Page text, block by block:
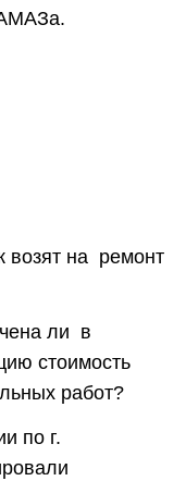
возят на ремонт
ли в
стоимость
работ?
по г.